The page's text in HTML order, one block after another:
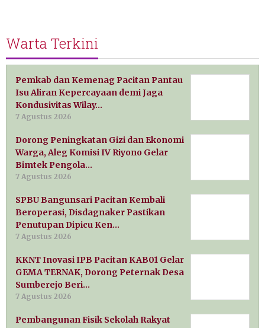
Warta Terkini
Pemkab dan Kemenag Pacitan Pantau
Isu Aliran Kepercayaan demi Jaga
Kondusivitas Wilay…
7 Agustus 2026
Dorong Peningkatan Gizi dan Ekonomi
Warga, Aleg Komisi IV Riyono Gelar
Bimtek Pengola…
7 Agustus 2026
SPBU Bangunsari Pacitan Kembali
Beroperasi, Disdagnaker Pastikan
Penutupan Dipicu Ken…
7 Agustus 2026
KKNT Inovasi IPB Pacitan KAB01 Gelar
GEMA TERNAK, Dorong Peternak Desa
Sumberejo Beri…
7 Agustus 2026
Pembangunan Fisik Sekolah Rakyat